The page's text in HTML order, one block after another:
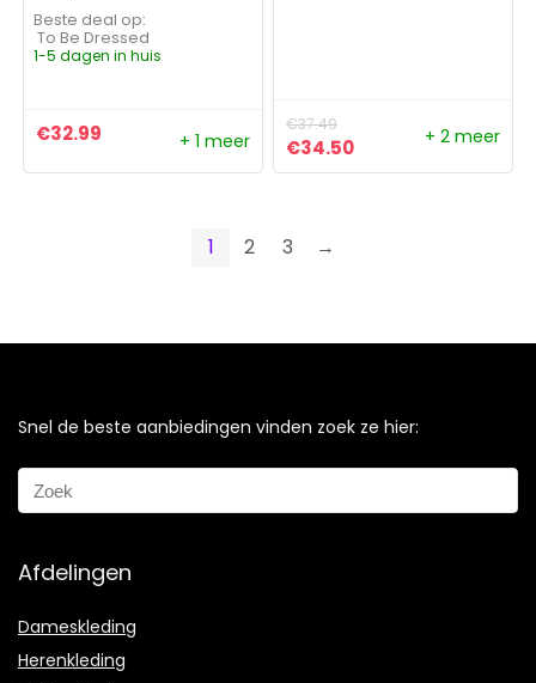
Beste deal op:
To Be Dressed
1-5 dagen in huis
€32.99 + 1 meer
€37.49
Oorspronkelijke prijs
€34.50Huidige prijs is:
+ 2 meer
1 2 3 →
Snel de beste aanbiedingen vinden zoek ze hier:
Afdelingen
Dameskleding
Herenkleding